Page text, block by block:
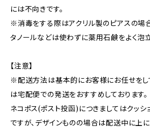
には不向きです。
※消毒をする際はアクリル製のピアスの場
タノールなどは使わずに薬用石鹸をよく泡立
【注意】
※配送方法は基本的にお客様にお任せをし
は宅配便での発送をおすすめしております。
ネコポス(ポスト投函)につきましてはクッ
ですが、デザインものの場合は配送中に上